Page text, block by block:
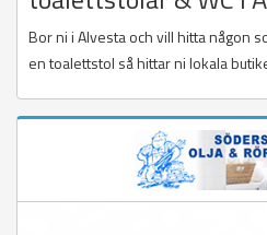
Bor ni i Alvesta och vill hitta någon
en toalettstol så hittar ni lokala